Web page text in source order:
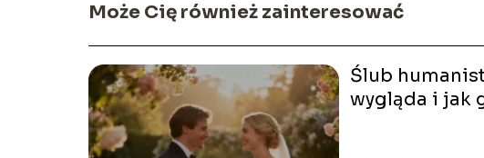
Może Cię również zainteresować
Ślub
wygląda i jak